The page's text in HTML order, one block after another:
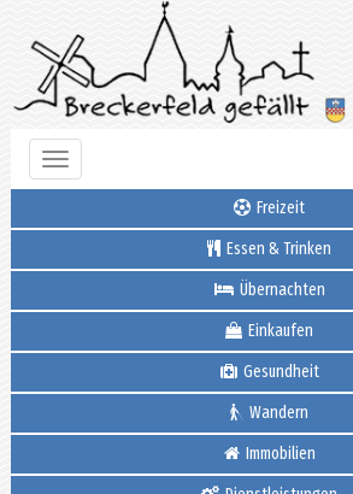
Toggle
navigation
Freizeit
Essen & Trinken
Übernachten
Einkaufen
Gesundheit
Wandern
Immobilien